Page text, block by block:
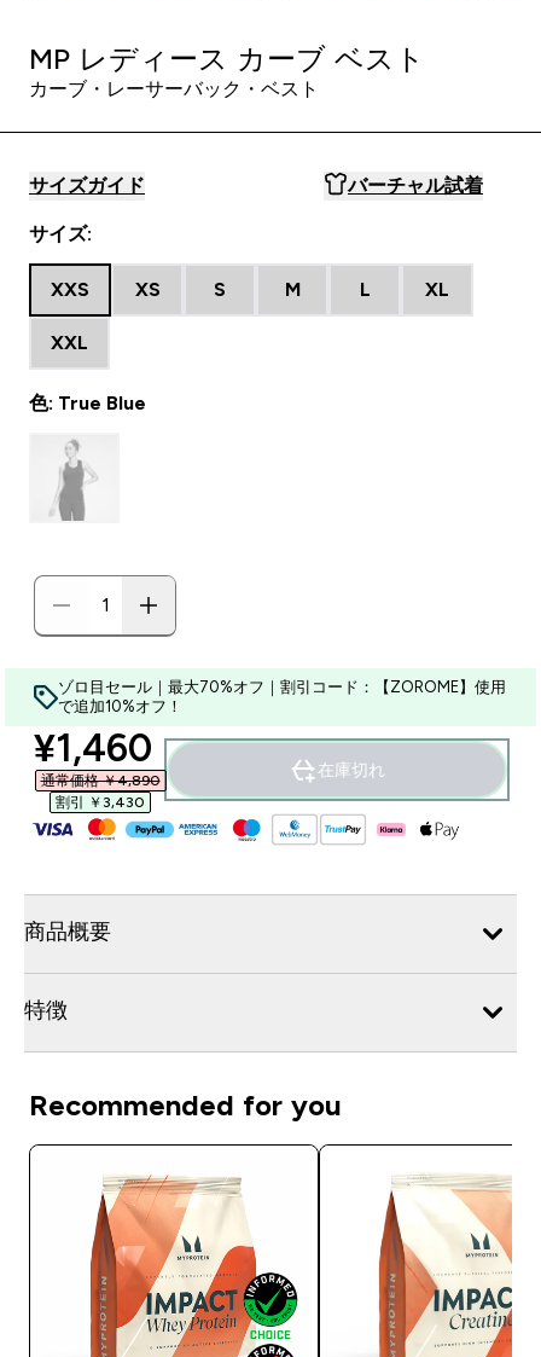
MP レディース カーブ ベスト
カーブ・レーサーバック・ベスト
サイズガイド バーチャル試着
サイズ:
XXS XS S M L XL
XXL
色: True Blue
ゾロ目セール｜最大70%オフ｜割引コード：【ZOROME】使用
で追加10%オフ！
discounted price
¥1,460‎
通常価格 ￥4,890‎
割引 ￥3,430‎
在庫切れ
商品概要
特徴
Recommended for you